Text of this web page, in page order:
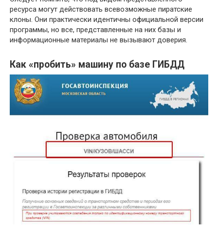
ресурса могут действовать всевозможные пиратские
клоны. Они практически идентичны официальной версии
программы, но все, представленные на них базы и
информационные материалы не вызывают доверия.
Как «пробить» машину по базе ГИБДД